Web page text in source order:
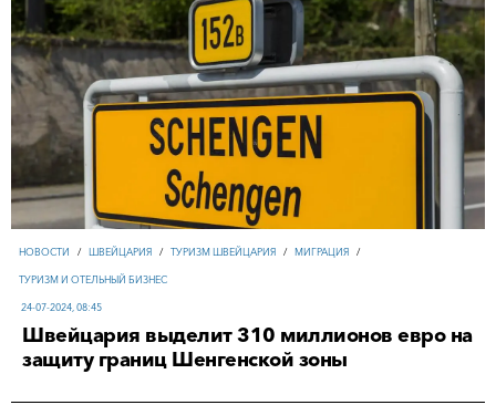
НОВОСТИ / ШВЕЙЦАРИЯ / ТУРИЗМ ШВЕЙЦАРИЯ / МИГРАЦИЯ /
ТУРИЗМ И ОТЕЛЬНЫЙ БИЗНЕС
24-07-2024, 08:45
Швейцария выделит 310 миллионов евро на
защиту границ Шенгенской зоны